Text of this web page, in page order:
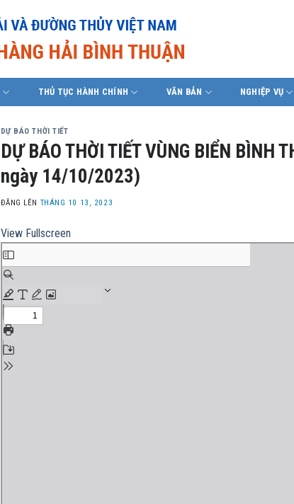
THỦ TỤC HÀNH CHÍNH VĂN BẢN NGHIỆP VỤ
DỰ BÁO THỜI TIẾT
DỰ BÁO THỜI TIẾT VÙNG BIỂN
ngày 14/10/2023)
ĐĂNG LÊN THÁNG 10 13, 2023
View Fullscreen